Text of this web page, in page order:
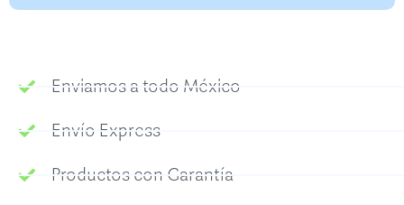
Enviamos a todo México
Envío Express
Productos con Garantía